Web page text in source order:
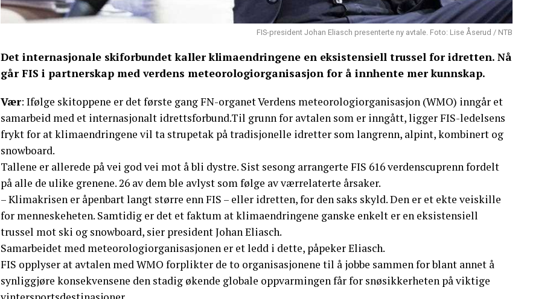
FIS-president Johan Eliasch presenterte ny avtale. Foto: Lise Åserud / NTB
Det internasjonale skiforbundet kaller klimaendringene en eksistensiell trussel for idretten. Nå
går FIS i partnerskap med verdens meteorologiorganisasjon for å innhente mer kunnskap.
Vær: Ifølge skitoppene er det første gang FN-organet Verdens meteorologiorganisasjon (WMO) inngår et
samarbeid med et internasjonalt idrettsforbund.Til grunn for avtalen som er inngått, ligger FIS-ledelsens
frykt for at klimaendringene vil ta strupetak på tradisjonelle idretter som langrenn, alpint, kombinert og
snowboard.
Tallene er allerede på vei god vei mot å bli dystre. Sist sesong arrangerte FIS 616 verdenscuprenn fordelt
på alle de ulike grenene. 26 av dem ble avlyst som følge av værrelaterte årsaker.
– Klimakrisen er åpenbart langt større enn FIS – eller idretten, for den saks skyld. Den er et ekte veiskille
for menneskeheten. Samtidig er det et faktum at klimaendringene ganske enkelt er en eksistensiell
trussel mot ski og snowboard, sier president Johan Eliasch.
Samarbeidet med meteorologiorganisasjonen er et ledd i dette, påpeker Eliasch.
FIS opplyser at avtalen med WMO forplikter de to organisasjonene til å jobbe sammen for blant annet å
synliggjøre konsekvensene den stadig økende globale oppvarmingen får for snøsikkerheten på viktige